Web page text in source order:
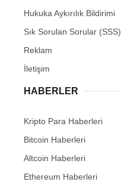
Hukuka Aykırılık Bildirimi
Sık Sorulan Sorular (SSS)
Reklam
İletişim
HABERLER
Kripto Para Haberleri
Bitcoin Haberleri
Altcoin Haberleri
Ethereum Haberleri